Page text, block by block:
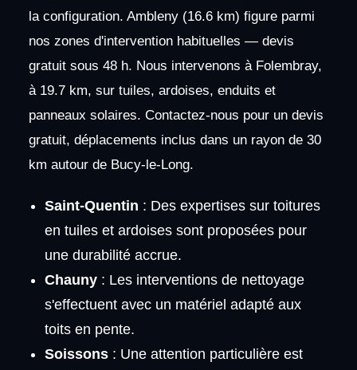
la configuration. Ambleny (16.6 km) figure parmi
nos zones d'intervention habituelles — devis
gratuit sous 48 h. Nous intervenons à Folembray,
à 19.7 km, sur tuiles, ardoises, enduits et
panneaux solaires. Contactez-nous pour un devis
gratuit, déplacements inclus dans un rayon de 30
km autour de Bucy-le-Long.
Saint-Quentin : Des expertises sur toitures
en tuiles et ardoises sont proposées pour
une durabilité accrue.
Chauny: Les interventions de nettoyage
s'effectuent avec un matériel adapté aux
toits en pente.
Soissons: Une attention particulière est